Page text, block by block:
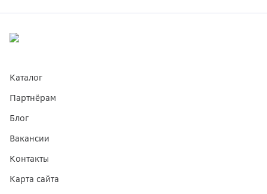
Каталог
Партнёрам
Блог
Вакансии
Контакты
Карта сайта